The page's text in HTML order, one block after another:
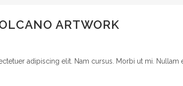
ARTWORK
adipiscing elit. Nam cursus. Morbi ut mi. Nullam